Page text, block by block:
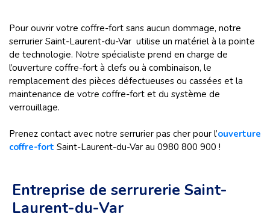
Pour ouvrir votre coffre-fort sans aucun dommage, notre
serrurier Saint-Laurent-du-Var utilise un matériel à la pointe
de technologie. Notre spécialiste prend en charge de
l’ouverture coffre-fort à clefs ou à combinaison, le
remplacement des pièces défectueuses ou cassées et la
maintenance de votre coffre-fort et du système de
verrouillage.
Prenez contact avec notre serrurier pas cher pour l’ouverture
coffre-fort Saint-Laurent-du-Var au 0980 800 900 !
Entreprise de serrurerie Saint-
Laurent-du-Var